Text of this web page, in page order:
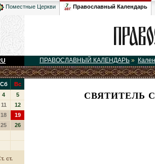
Поместные Церкви Православный Календарь
ПРАВОСЛАВНЫЙ КАЛЕНДАРЬ »
Сб
Вс
4
5
11
12
18
19
25
26
ст.
СВЯТИТЕЛЬ